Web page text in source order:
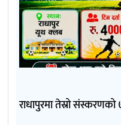
राधापुरमा तेस्रो